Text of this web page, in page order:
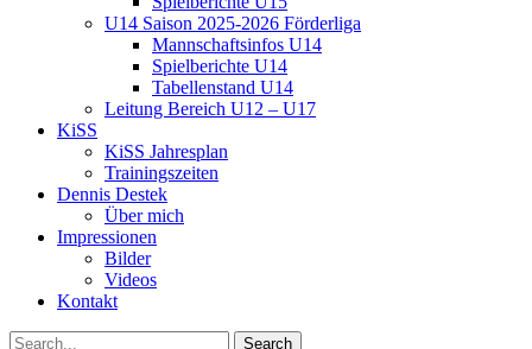
U14 Saison 2025-2026 Förderliga
Mannschaftsinfos U14
Spielberichte U14
Tabellenstand U14
Leitung Bereich U12 – U17
KiSS
KiSS Jahresplan
Trainingszeiten
Dennis Destek
Über mich
Impressionen
Bilder
Videos
Kontakt